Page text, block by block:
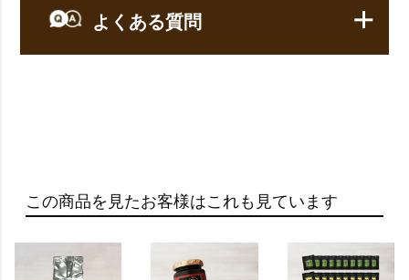
よくある質問
A：
レギュラーコーヒーとは、焙煎したコーヒー豆を
挽いて、お湯でフィルターなどを通し抽出するコ
この商品を見たお客様はこれも見ています